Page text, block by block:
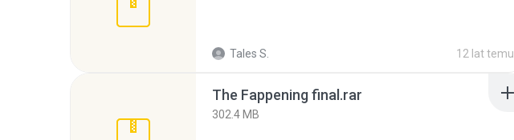
Tales S. 12 lat temu
The Fappening final.rar
302.4 MB